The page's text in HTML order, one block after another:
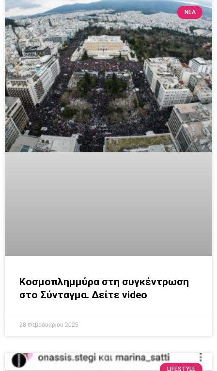
ΝΕΑ
Κοσμοπλημμύρα στη συγκέντρωση
στο Σύνταγμα. Δείτε video
28 Φεβρουαρίου 2025
LIFESTYLE